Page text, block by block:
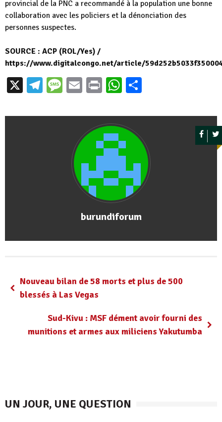
provincial de la PNC a recommandé à la population une bonne
collaboration avec les policiers et la dénonciation des
personnes suspectes.
SOURCE : ACP (ROL/Yes) /
https://www.digitalcongo.net/article/
X Telegram
Message
EmailPrintWhatsApp
burundiforum
Nouveau bilan de 58 morts et plus de 500
blessés à Las Vegas
Sud-Kivu : MSF dément avoir fourni des
munitions et armes aux miliciens Yakutumba
UN JOUR, UNE QUESTION